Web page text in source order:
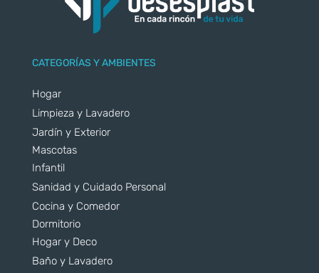
CATEGORÍAS Y AMBIENTES
Hogar
Limpieza y Lavadero
Jardín y Exterior
Mascotas
Infantil
Sanidad y Cuidado Personal
Cocina y Comedor
Dormitorio
Hogar y Deco
Baño y Lavadero